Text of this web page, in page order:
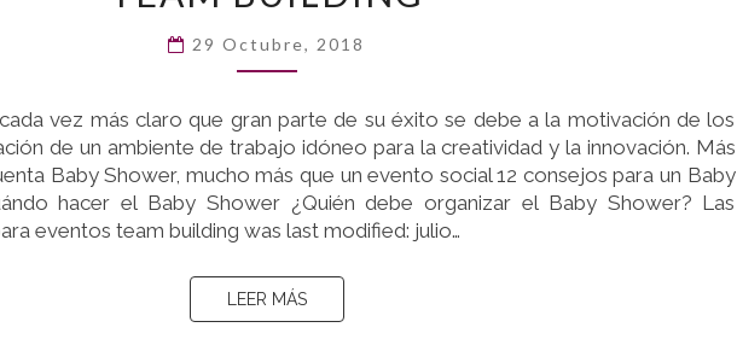
PARA
EVENTOS
TEAM
29 Octubre, 2018
vez más claro que gran parte de su éxito se debe a la motivación de los
de un ambiente de trabajo idóneo para la creatividad y la innovación. Más
Baby Shower, mucho más que un evento social 12 consejos para un Baby
hacer el Baby Shower ¿Quién debe organizar el Baby Shower? Las
eventos team building was last modified: julio…
LEER MÁSLEER MÁS